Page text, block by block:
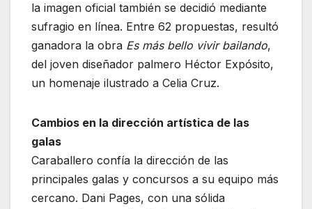
la imagen oficial también se decidió mediante
sufragio en línea. Entre 62 propuestas, resultó
ganadora la obra Es más bello vivir bailando,
del joven diseñador palmero Héctor Expósito,
un homenaje ilustrado a Celia Cruz.
Cambios en la dirección artística de las
galas
Caraballero confía la dirección de las
principales galas y concursos a su equipo más
cercano. Dani Pages, con una sólida